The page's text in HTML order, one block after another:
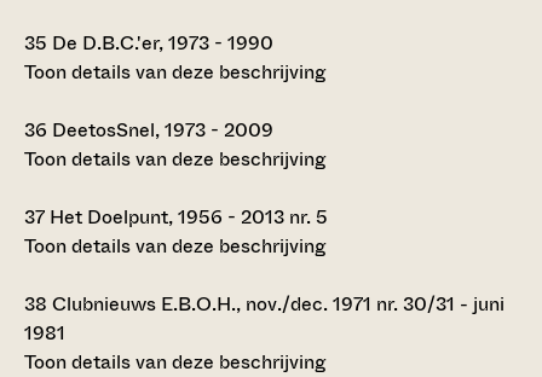
35 De D.B.C.'er, 1973 - 1990
Toon details van deze beschrijving
36 DeetosSnel, 1973 - 2009
Toon details van deze beschrijving
37 Het Doelpunt, 1956 - 2013 nr. 5
Toon details van deze beschrijving
38 Clubnieuws E.B.O.H., nov./dec. 1971 nr. 30/31 - juni
1981
Toon details van deze beschrijving